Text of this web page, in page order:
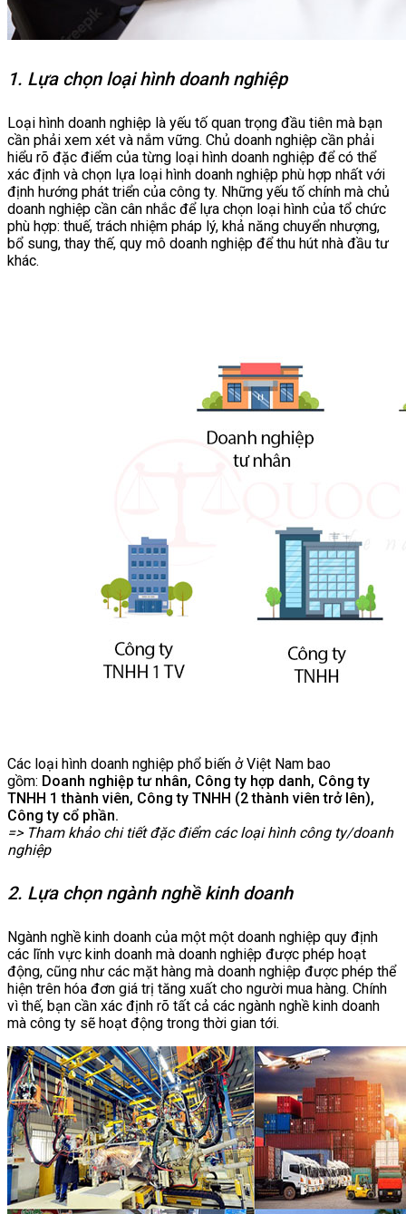
1. Lựa chọn loại hình doanh nghiệp
Loại hình doanh nghiệp là yếu tố quan trọng đầu tiên mà bạn
cần phải xem xét và nắm vững. Chủ doanh nghiệp cần phải
hiểu rõ đặc điểm của từng loại hình doanh nghiệp để có thể
xác định và chọn lựa loại hình doanh nghiệp phù hợp nhất với
định hướng phát triển của công ty. Những yếu tố chính mà chủ
doanh nghiệp cần cân nhắc để lựa chọn loại hình của tổ chức
phù hợp: thuế, trách nhiệm pháp lý, khả năng chuyển nhượng,
bổ sung, thay thế, quy mô doanh nghiệp để thu hút nhà đầu tư
khác.
Các loại hình doanh nghiệp phổ biến ở Việt Nam bao
gồm: Doanh nghiệp tư nhân, Công ty hợp danh, Công ty
TNHH 1 thành viên, Công ty TNHH (2 thành viên trở lên),
Công ty cổ phần.
=> Tham khảo chi tiết đặc điểm các loại hình công ty/doanh
nghiệp
2. Lựa chọn ngành nghề kinh doanh
Ngành nghề kinh doanh của một một doanh nghiệp quy định
các lĩnh vực kinh doanh mà doanh nghiệp được phép hoạt
động, cũng như các mặt hàng mà doanh nghiệp được phép thể
hiện trên hóa đơn giá trị tăng xuất cho người mua hàng. Chính
vì thế, bạn cần xác định rõ tất cả các ngành nghề kinh doanh
mà công ty sẽ hoạt động trong thời gian tới.